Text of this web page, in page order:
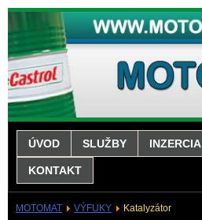
ÚVOD SLUŽBY INZERCIA
KONTAKT
MOTOMAT VÝFUKY Katalyzátor